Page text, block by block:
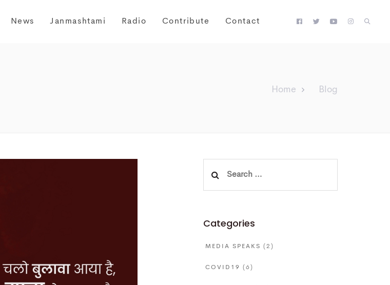
News Janmashtami Radio Contribute Contact
Home Blog
Categories
MEDIA SPEAKS (2)
COVID19 (6)